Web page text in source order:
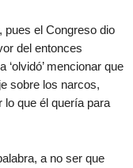
pues el Congreso dio
del entonces
mencionar que
sobre los narcos,
lo que él quería para
a no ser que